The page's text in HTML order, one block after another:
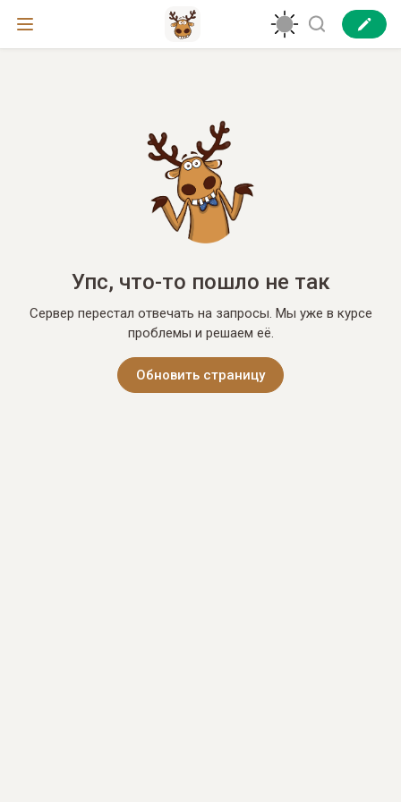
Упс, что-то пошло не так
Сервер перестал отвечать на запросы. Мы уже в курсе
проблемы и решаем её.
Обновить страницу